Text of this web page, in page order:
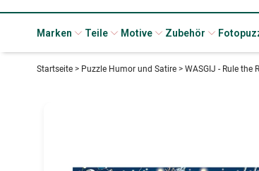
Marken Teile Motive Zubehör
Startseite > Puzzle Humor und Satire > WASGIJ - Rule the